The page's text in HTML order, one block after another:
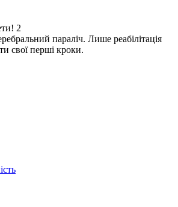
2
параліч. Лише реабілітація
свої перші кроки.